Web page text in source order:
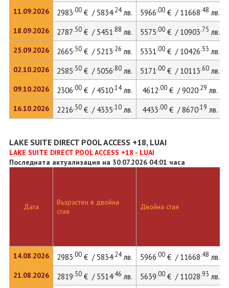
11.09.2026
18.09.2026
25.09.2026
02.10.2026
09.10.2026
16.10.2026
2983.00€ / 5834.24лв. 5966.00€ / 11668.48 лв.
2787.50€ / 5451.88 лв. 5575.00€ / 10903.75 лв.
2665.50€ / 5213.26 лв. 5331.00€ / 10426.53 лв.
2585.50€ / 5056.80лв. 5171.00€ / 10113.60лв.
2306.00€ / 4510.14лв. 4612.00€ / 9020.29 лв.
2216.50€ / 4335.10лв. 4433.00€ / 8670.19 лв.
LAKE SUITE DIRECT POOL ACCESS +18, LUAI
LAKE SUITE DIRECT POOL ACCESS +18 - LUAI
Последната актуализация на 30.07.2026 04:01 часа
Дата
14.08.2026
21.08.2026
Възрастен в двойна
стая
Двойна стая
2983.00€ / 5834.24лв. 5966.00€ / 11668.48 лв.
2819.50€ / 5514.46 лв. 5639.00€ / 11028.93 лв.